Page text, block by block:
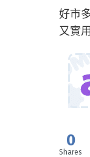
好市
又實
0
Shares